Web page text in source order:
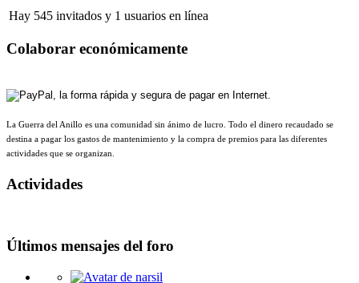
Hay 545 invitados y 1 usuarios en línea
Colaborar económicamente
La Guerra del Anillo es una comunidad sin ánimo de lucro. Todo el dinero recaudado se
destina a pagar los gastos de mantenimiento y la compra de premios para las diferentes
actividades que se organizan.
Actividades
Últimos mensajes del foro